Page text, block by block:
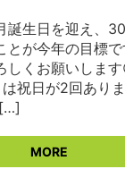
誕生日を迎え、
とが今年の目標
くお願いします
祝日が2回あり
[…]
MORE